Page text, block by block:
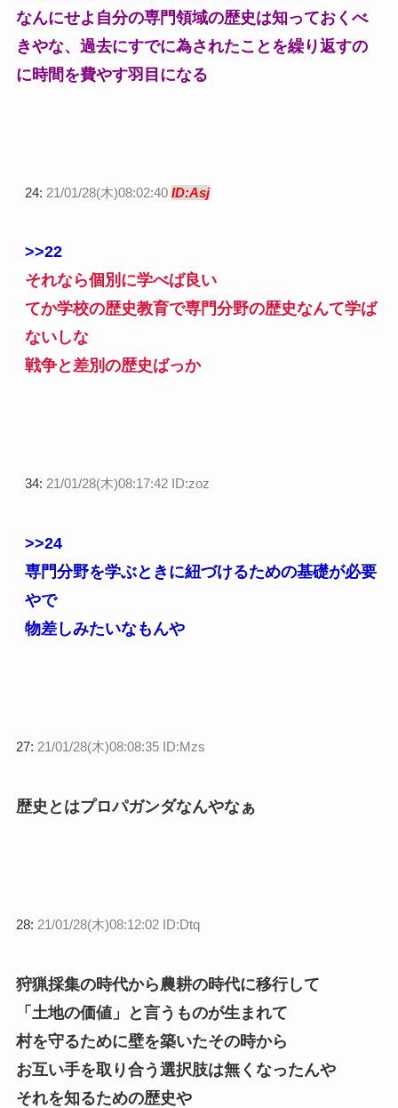
なんにせよ自分の専門領域の歴史は知っておくべ
きやな、過去にすでに為されたことを繰り返すの
に時間を費やす羽目になる
24: 21/01/28(木)08:02:40 ID:Asj
>>22
それなら個別に学べば良い
てか学校の歴史教育で専門分野の歴史なんて学ば
ないしな
戦争と差別の歴史ばっか
34: 21/01/28(木)08:17:42 ID:zoz
>>24
専門分野を学ぶときに紐づけるための基礎が必要
やで
物差しみたいなもんや
27: 21/01/28(木)08:08:35 ID:Mzs
歴史とはプロパガンダなんやなぁ
28: 21/01/28(木)08:12:02 ID:Dtq
狩猟採集の時代から農耕の時代に移行して
「土地の価値」と言うものが生まれて
村を守るために壁を築いたその時から
お互い手を取り合う選択肢は無くなったんや
それを知るための歴史や